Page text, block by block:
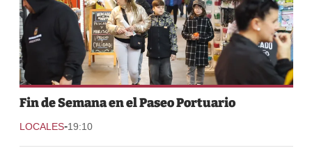
Fin de Semana en el Paseo Portuario
LOCALES-19:10